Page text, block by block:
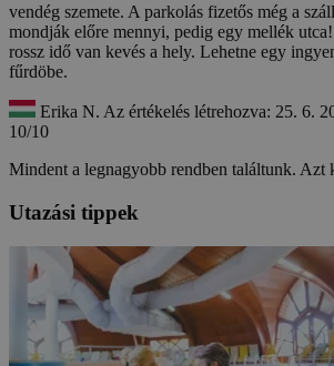
vendég szemete. A parkolás fizetős még a
mondják előre mennyi, pedig egy mellék
rossz idő van kevés a hely. Lehetne egy
fűrdöbe.
Erika N. Az értékelés létrehozva: 25. 6.
10/10
Mindent a legnagyobb rendben találtunk. Azt
Utazási tippek